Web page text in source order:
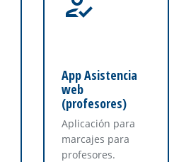
App Asistencia
web
(profesores)
Aplicación para
marcajes para
profesores.